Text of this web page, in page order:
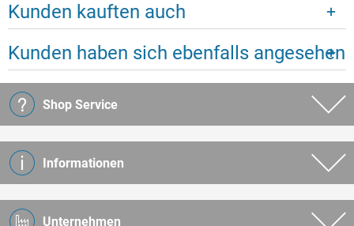
Kunden kauften auch
Kunden haben sich ebenfalls angesehen
Shop Service
Informationen
Unternehmen